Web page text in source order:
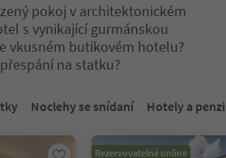
pokoj v architektonickém
s vynikající gurmánskou
vkusném butikovém hotelu?
na statku?
posuvníku. Vyberte kartu pro
Noclehy se snídaní Hotely a
Rezervovatelné online